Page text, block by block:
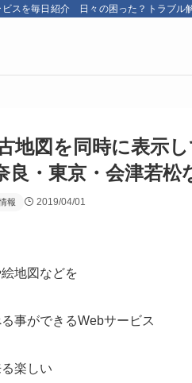
スを毎日紹介 日々の困った？トラブル
地図を同時に表示
良・東京・会津若松
報 2019/04/01
地図などを
事ができるWebサービス
楽しい